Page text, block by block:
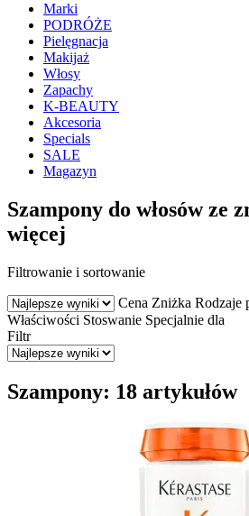
Marki
PODRÓŻE
Pielęgnacja
Makijaż
Włosy
Zapachy
K-BEAUTY
Akcesoria
Specials
SALE
Magazyn
Szampony do włosów ze
więcej
Filtrowanie i sortowanie
Cena Zniżka Rodzaje
Właściwości Stoswanie Specjalnie dla
Filtr
Szampony: 18 artykułów